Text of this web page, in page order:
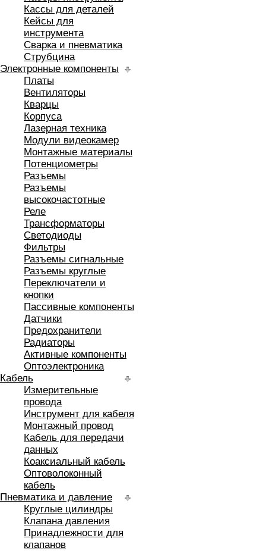
Кассы для деталей
Кейсы для
инструмента
Сварка и пневматика
Струбцина
Электронные компоненты
Платы
Вентиляторы
Кварцы
Корпуса
Лазерная техника
Модули видеокамер
Монтажные материалы
Потенциометры
Разъемы
Разъемы
высокочастотные
Реле
Трансформаторы
Светодиоды
Фильтры
Разъемы сигнальные
Разъемы круглые
Переключатели и
кнопки
Пассивные компоненты
Датчики
Предохранители
Радиаторы
Активные компоненты
Оптоэлектроника
Кабель
Измерительные
провода
Инструмент для кабеля
Монтажный провод
Кабель для передачи
данных
Коаксиальный кабель
Оптоволоконный
кабель
Пневматика и давление
Круглые цилиндры
Клапана давления
Принадлежности для
клапанов